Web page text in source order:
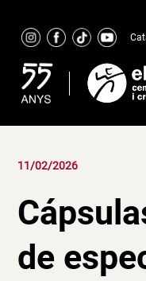
content
11/02/2026
de